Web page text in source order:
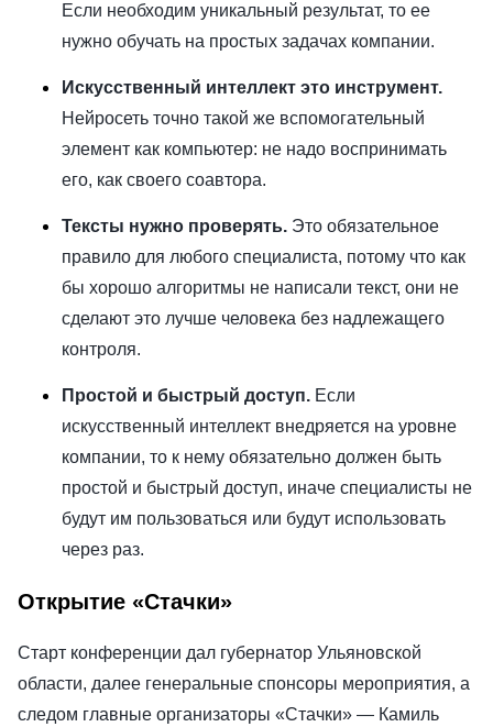
Если необходим уникальный результат, то ее
нужно обучать на простых задачах компании.
Искусственный интеллект это инструмент.
Нейросеть точно такой же вспомогательный
элемент как компьютер: не надо воспринимать
его, как своего соавтора.
Тексты нужно проверять. Это обязательное
правило для любого специалиста, потому что как
бы хорошо алгоритмы не написали текст, они не
сделают это лучше человека без надлежащего
контроля.
Простой и быстрый доступ. Если
искусственный интеллект внедряется на уровне
компании, то к нему обязательно должен быть
простой и быстрый доступ, иначе специалисты не
будут им пользоваться или будут использовать
через раз.
Открытие «Стачки»
Старт конференции дал губернатор Ульяновской
области, далее генеральные спонсоры мероприятия, а
следом главные организаторы «Стачки» — Камиль